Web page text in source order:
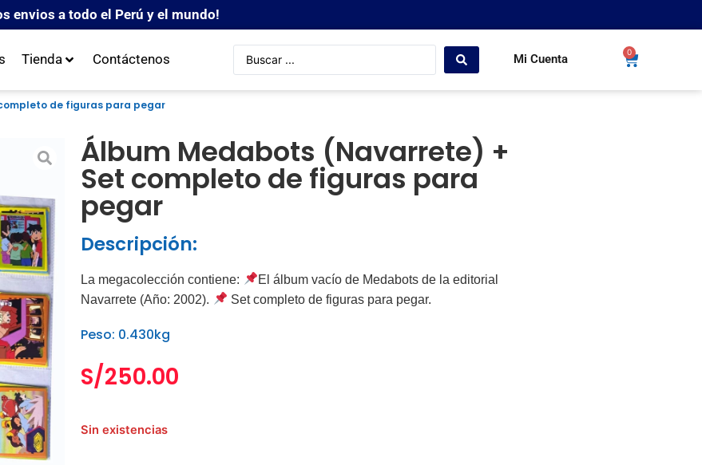
envios a todo el Perú y el mundo!
Tienda Contáctenos Mi Cuenta
0
de figuras para pegar
Álbum Medabots (Navarrete) +
Set completo de figuras para
pegar
Descripción:
La megacolección contiene:
El álbum vacío de Medabots de la editorial
Navarrete (Año: 2002).
Set completo de figuras para pegar.
Peso: 0.430kg
S/250.00
Sin existencias